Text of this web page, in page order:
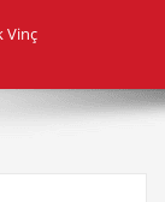
Vinç